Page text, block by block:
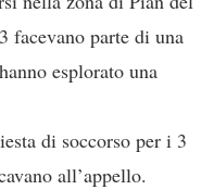
parte di una
esplorato una
di soccorso per i 3
all’appello.